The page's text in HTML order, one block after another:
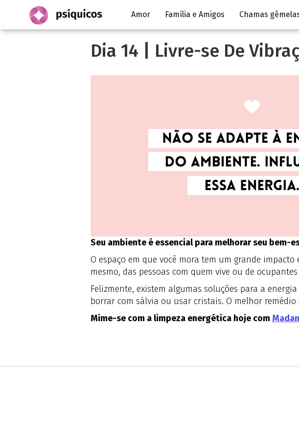
Amor Família e Amigos Chamas
Dia 14 | Livre-se De
Seu ambiente é essencial para melhorar seu bem-
O espaço em que você mora tem um grande
mesmo, das pessoas com quem vive ou de
Felizmente, existem algumas soluções para a
borrar com sálvia ou usar cristais. O melhor
Mime-se com a limpeza energética hoje com